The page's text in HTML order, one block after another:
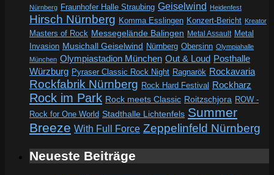
Nürnberg Fraunhofer Halle Straubing Geiselwind Heidenfest
Hirsch Nürnberg Komma Esslingen Konzert-Bericht Kreator
Masters of Rock Messegelände Balingen Metal Assault Metal
Invasion Musichall Geiselwind Nürnberg Obersinn Olympiahalle
München Olympiastadion München Out & Loud Posthalle
Würzburg Pyraser Classic Rock Night Ragnarök Rockavaria
Rockfabrik Nürnberg Rock Hard Festival Rockharz
Rock im Park Rock meets Classic Roitzschjora ROW -
Rock for One World Stadthalle Lichtenfels Summer
Breeze With Full Force Zeppelinfeld Nürnberg
Neueste Beiträge